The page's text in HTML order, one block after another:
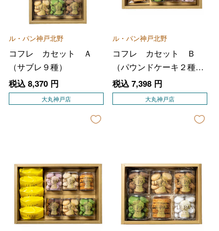
ル・パン神戸北野
コフレ カセット Ａ
（サブレ９種）
税込 8,370円
大丸神戸店
ル・パン神戸北野
コフレ カセット Ｂ
（パウンドケーキ２種、
サブレ６種）
税込 7,398円
大丸神戸店